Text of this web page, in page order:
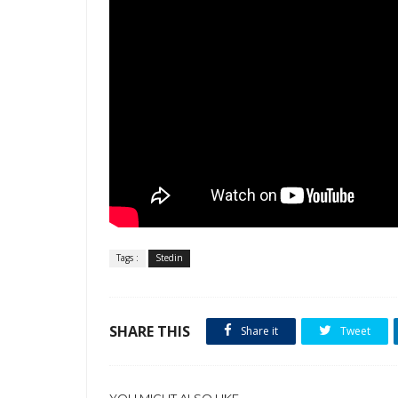
Tags : Stedin
SHARE THIS Share it Tweet